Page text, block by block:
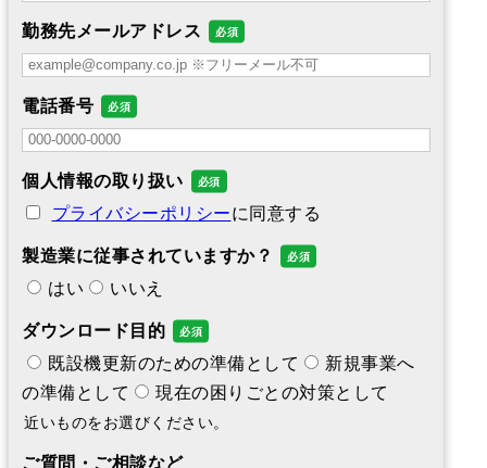
勤務先メールアドレス
電話番号
個人情報の取り扱い
プライバシーポリシーに同意する
製造業に従事されていますか？
はい
いいえ
ダウンロード目的
既設機更新のための準備として
新規事業へ
の準備として
現在の困りごとの対策として
近いものをお選びください。
ご質問・ご相談など